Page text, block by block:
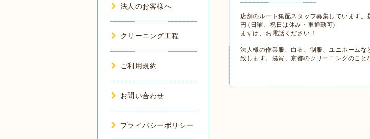
店舗のルート集配スタッフ募集しています
円 (日曜、祝日は休み・車通勤可)
まずは、お電話ください！
法人様の作業服、白衣、制服、ユニホームな
致します。滋賀、京都のクリーニングのこと
法人のお客様へ
クリーニング工程
ご利用規約
お問い合わせ
プライバシーポリシー